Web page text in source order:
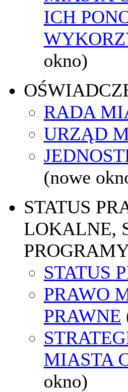
ICH
okno)
RADA
URZĄD
(nowe
STATUS
LOKALNE,
STATUS
PRAWO
PRAWNE
MIASTA
okno)